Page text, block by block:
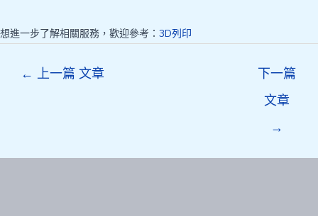
想進一步了解相關服務，歡迎參考： 3D列印
← 上一篇 文章
下一篇
文章
→